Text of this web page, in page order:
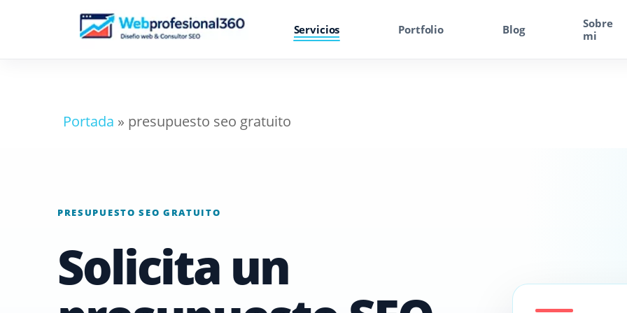
Servicios Portfolio Blog
Sobre
mi
Portada » presupuesto seo gratuito
PRESUPUESTO SEO GRATUITO
Solicita un